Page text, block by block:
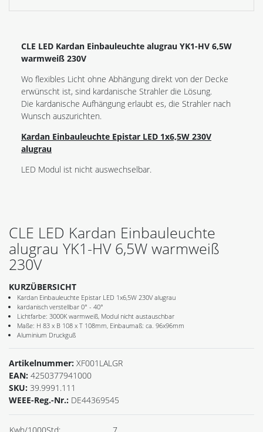
CLE LED Kardan Einbauleuchte alugrau YK1-HV 6,5W
warmweiß 230V
Wo flexibles Licht ohne Abhängung direkt von der Decke
erwünscht ist, sind kardanische Strahler die Lösung.
Die kardanische Aufhängung erlaubt es, die Strahler nach
Wunsch auszurichten.
Kardan Einbauleuchte Epistar LED 1x6,5W 230V
alugrau
LED Modul ist nicht auswechselbar.
CLE LED Kardan Einbauleuchte
alugrau YK1-HV 6,5W warmweiß
230V
KURZÜBERSICHT
Kardan Einbauleuchte Epistar LED 1x6,5W 230V alugrau
kardanisch verstellbar 0° - 40°
Lichtfarbe: 3000K warmweiß, Modul nicht austauschbar
Maße: H 83 x B 108 x T 108mm, Einbaumaß: ca. 96x96mm
Aluminium Druckguß
Artikelnummer: XF001LALGR
EAN: 4250377941000
SKU: 39.9991.111
WEEE-Reg.-Nr.: DE44369545